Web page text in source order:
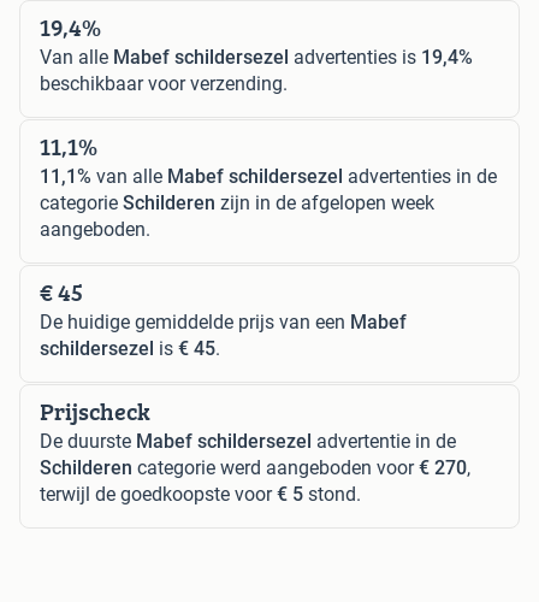
19,4%
Van alle Mabef schildersezel advertenties is 19,4%
beschikbaar voor verzending.
11,1%
11,1% van alle Mabef schildersezel advertenties in de
categorie Schilderen zijn in de afgelopen week
aangeboden.
€ 45
De huidige gemiddelde prijs van een Mabef
schildersezel is € 45.
Prijscheck
De duurste Mabef schildersezel advertentie in de
Schilderen categorie werd aangeboden voor€ 270,
terwijl de goedkoopste voor€ 5 stond.